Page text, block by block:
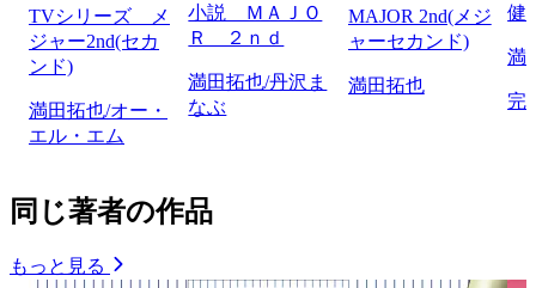
TVシリーズ メ
ジャー2nd(セカ
ンド)
満田拓也/オー・
エル・エム
小説 ＭＡＪＯ
Ｒ ２ｎｄ
満田拓也/丹沢ま
なぶ
MAJOR 2nd(メジ
ャーセカンド)
満田拓也
健
満
完
同じ著者の作品
もっと見る